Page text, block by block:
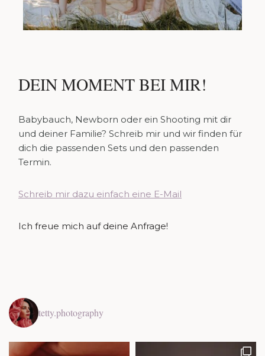
DEIN MOMENT BEI MIR!
Babybauch, Newborn oder ein Shooting mit dir
und deiner Familie? Schreib mir und wir finden für
dich die passenden Sets und den passenden
Termin.
Schreib mir dazu einfach eine E-Mail
Ich freue mich auf deine Anfrage!
tetty.photography